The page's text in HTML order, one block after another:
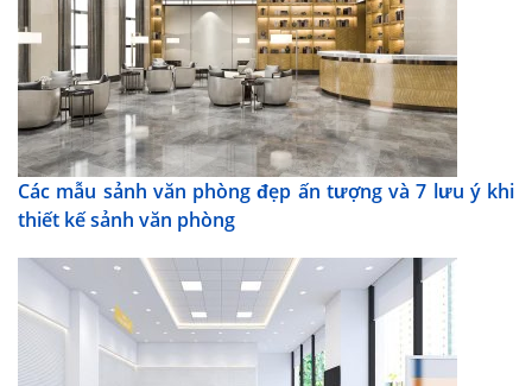
Các mẫu sảnh văn phòng đẹp ấn tượng và 7 lưu ý khi
thiết kế sảnh văn phòng